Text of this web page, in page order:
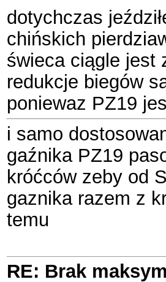
dotychczas
chińskich
świeca ciągle jest
redukcje biegów
poniewaz PZ19
i samo
gaźnika PZ19
króćców zeby od
gaznika razem z
temu
RE: Brak